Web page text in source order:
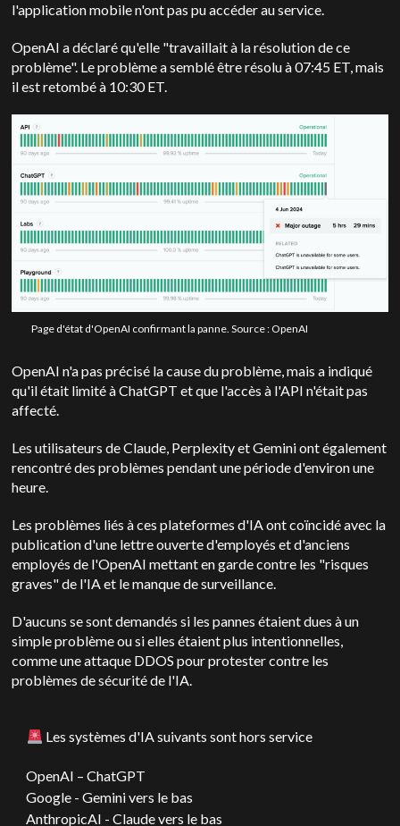
l'application mobile n'ont pas pu accéder au service.
OpenAI a déclaré qu'elle "travaillait à la résolution de ce
problème". Le problème a semblé être résolu à 07:45 ET, mais
il est retombé à 10:30 ET.
Page d'état d'OpenAI confirmant la panne. Source : OpenAI
OpenAI n'a pas précisé la cause du problème, mais a indiqué
qu'il était limité à ChatGPT et que l'accès à l'API n'était pas
affecté.
Les utilisateurs de Claude, Perplexity et Gemini ont également
rencontré des problèmes pendant une période d'environ une
heure.
Les problèmes liés à ces plateformes d'IA ont coïncidé avec la
publication d'une lettre ouverte d'employés et d'anciens
employés de l'OpenAI mettant en garde contre les "risques
graves" de l'IA et le manque de surveillance.
D'aucuns se sont demandés si les pannes étaient dues à un
simple problème ou si elles étaient plus intentionnelles,
comme une attaque DDOS pour protester contre les
problèmes de sécurité de l'IA.
Les systèmes d'IA suivants sont hors service
OpenAI –ChatGPT
Google -Geminivers le bas
AnthropicAI -Claudevers le bas